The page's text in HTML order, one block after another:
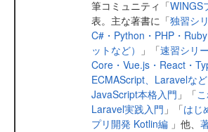
筆コミュニティ「WINGS
表。主な著書に「独習シ
C#・Python・PHP・
ットなど）
」「速習シリ
Core・Vue.js・React・
ECMAScript、Laravelなど
JavaScript本格入門 」「
Laravel実践入門 」「はじ
プリ開発 Kotlin編 」他、